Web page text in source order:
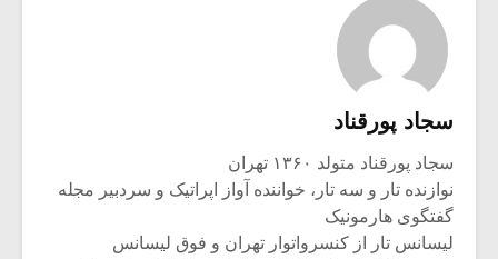
سجاد پورقناد
سجاد پورقناد متولد ۱۳۶۰ تهران
نوازنده تار و سه تار، خواننده آواز اپراتیک و سردبیر مجله
گفتگوی هارمونیک
لیسانس تار از کنسرواتوار تهران و فوق لیسانس